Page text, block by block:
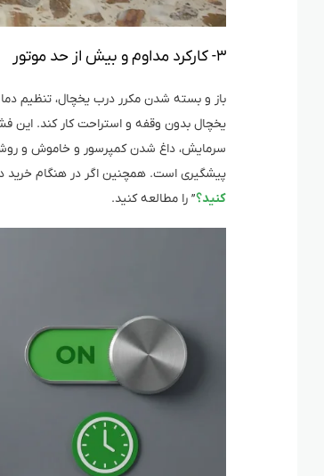
۳- کارکرد مداوم و بیش از حد موتور
باز و بسته شدن مکرر درب یخچال، تنظیم
یخچال بدون وقفه و استراحت کار کند. این
سرمایش، داغ شدن کمپرسور و خاموش و
پیشگیری است. همچنین اگر در هنگام خرید
کنید؟” را مطالعه کنید.